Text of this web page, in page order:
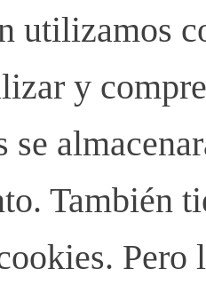
utilizamos
y
se
También